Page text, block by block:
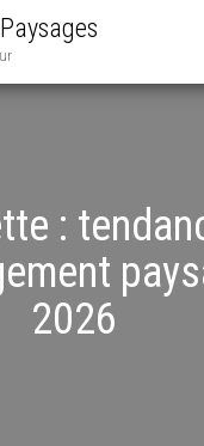
:
2026